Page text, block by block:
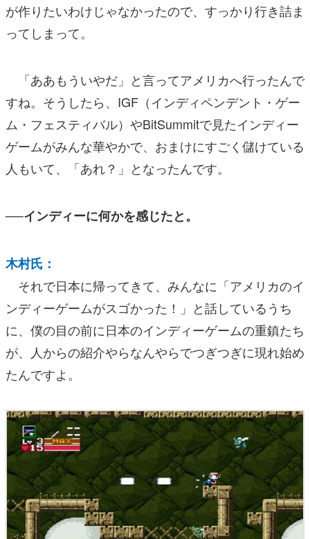
が作りたいわけじゃなかったので、すっかり行き詰ま
ってしまって。
「ああもういやだ」と言ってアメリカへ行ったんで
すね。そうしたら、IGF（インディペンデント・ゲー
ム・フェスティバル）やBitSummitで見たインディー
ゲームがみんな華やかで、おまけにすごく儲けている
人もいて、「あれ？」となったんです。
──インディーに何かを感じたと。
木村氏：
それで日本に帰ってきて、みんなに「アメリカのイ
ンディーゲームがスゴかった！」と話しているうち
に、僕の目の前に日本のインディーゲームの重鎮たち
が、人からの紹介やらなんやらでつぎつぎに現れ始め
たんですよ。